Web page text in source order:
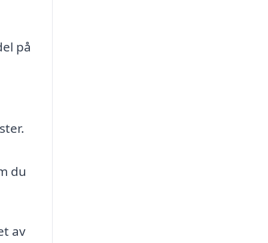
på
du
av